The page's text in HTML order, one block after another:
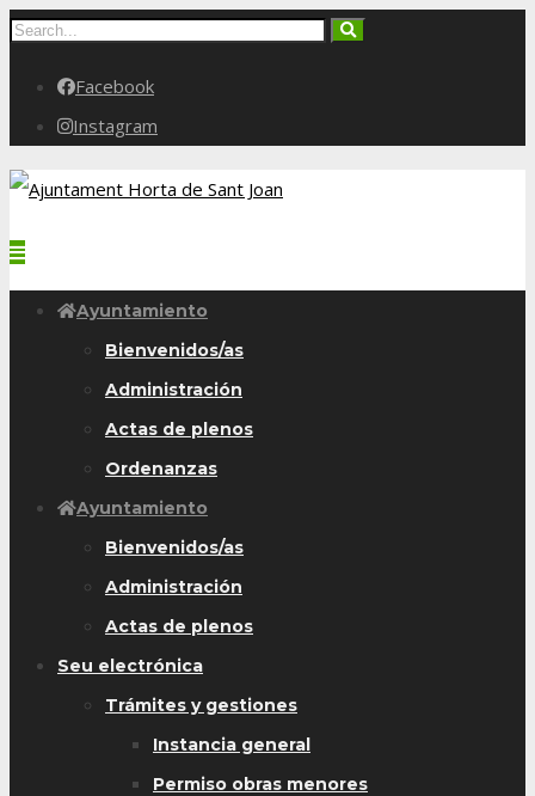
Facebook
Instagram
Ayuntamiento
Bienvenidos/as
Administración
Actas de plenos
Ordenanzas
Ayuntamiento
Bienvenidos/as
Administración
Actas de plenos
Seu electrónica
Trámites y gestiones
Instancia general
Permiso obras menores